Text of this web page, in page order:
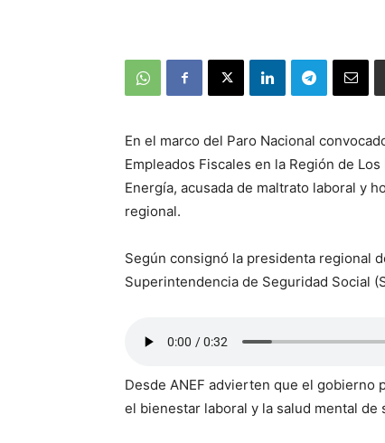
En el marco del Paro Nacional
Empleados Fiscales en la Región de
Energía, acusada de maltrato laboral y
regional.
Según consignó la presidenta regional
Superintendencia de Seguridad Social
Desde ANEF advierten que el gobierno
el bienestar laboral y la salud mental de